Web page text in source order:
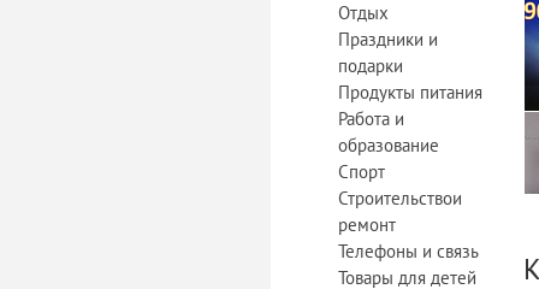
Отдых
Праздники и
подарки
Продукты питания
Работа и
образование
Спорт
Строительствои
ремонт
Телефоны и связь
Товары для детей